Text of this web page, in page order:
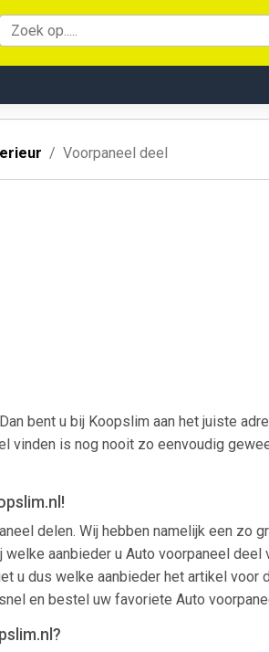
Voorpaneel deel
bent u bij Koopslim aan het juiste
vinden is nog nooit zo eenvoudig
delen. Wij hebben namelijk een
aanbieder u Auto voorpaneel
u dus welke aanbieder het artikel
en bestel uw favoriete Auto